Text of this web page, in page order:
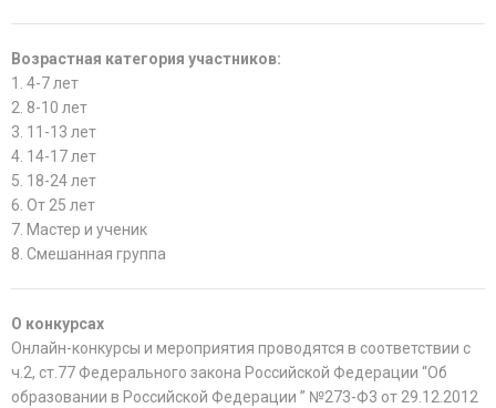
Возрастная категория участников:
1. 4-7 лет
2. 8-10 лет
3. 11-13 лет
4. 14-17 лет
5. 18-24 лет
6. От 25 лет
7. Мастер и ученик
8. Смешанная группа
О конкурсах
Онлайн-конкурсы и мероприятия проводятся в соответствии с
ч.2, ст.77 Федерального закона Российской Федерации “Об
образовании в Российской Федерации ” №273-Ф3 от 29.12.2012